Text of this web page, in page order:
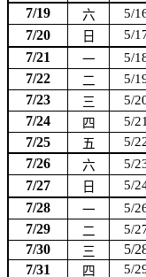
7/19
六 5/
7/20 日 5/
7/21
一 5/
7/22 二 5/
7/23 三 5/
7/24 四 5/21
7/25 五 5/
7/26 六 5/
7/27 日 5/
7/28
一 5/
7/29 二 5/
7/30 三
5/
7/31
四 5/